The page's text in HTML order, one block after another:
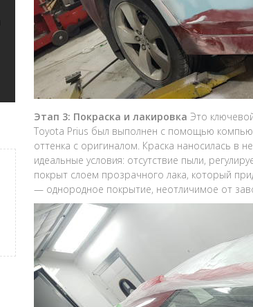
Этап 3: Покраска и лакировка Это
Toyota Prius был выполнен с помощью
оттенка с оригиналом. Краска наносилась в
идеальные условия: отсутствие пыли,
покрыт слоем прозрачного лака, который
— однородное покрытие, неотличимое от